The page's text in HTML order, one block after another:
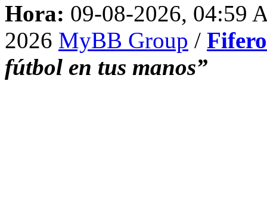
Hora: 09-08-2026, 04:59
2026 MyBB Group /
fútbol en tus manos”